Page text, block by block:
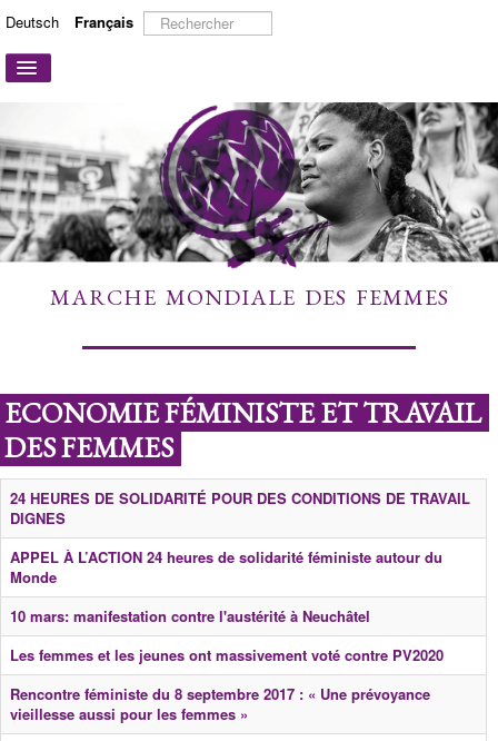
Deutsch Français Rechercher
Basculer
A PROPOS
ACTIONS ET CAMPAGNES
PARTICIPER
TÉMOIGNAGES
À DÉCOUVRIR
MARCHE MONDIALE DES FEMMES
ECONOMIE FÉMINISTE ET TRAVAIL
DES FEMMES
24 HEURES DE SOLIDARITÉ POUR DES CONDITIONS DE TRAVAIL
DIGNES
APPEL À L’ACTION 24 heures de solidarité féministe autour du
Monde
10 mars: manifestation contre l'austérité à Neuchâtel
Les femmes et les jeunes ont massivement voté contre PV2020
Rencontre féministe du 8 septembre 2017 : « Une prévoyance
vieillesse aussi pour les femmes »